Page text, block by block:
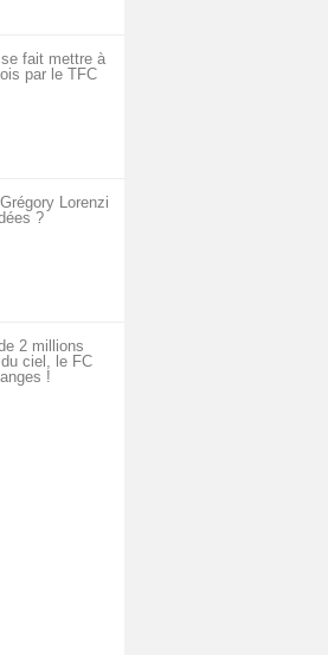
se fait mettre à
par le TFC
Lorenzi
?
2 millions
ciel, le FC
!